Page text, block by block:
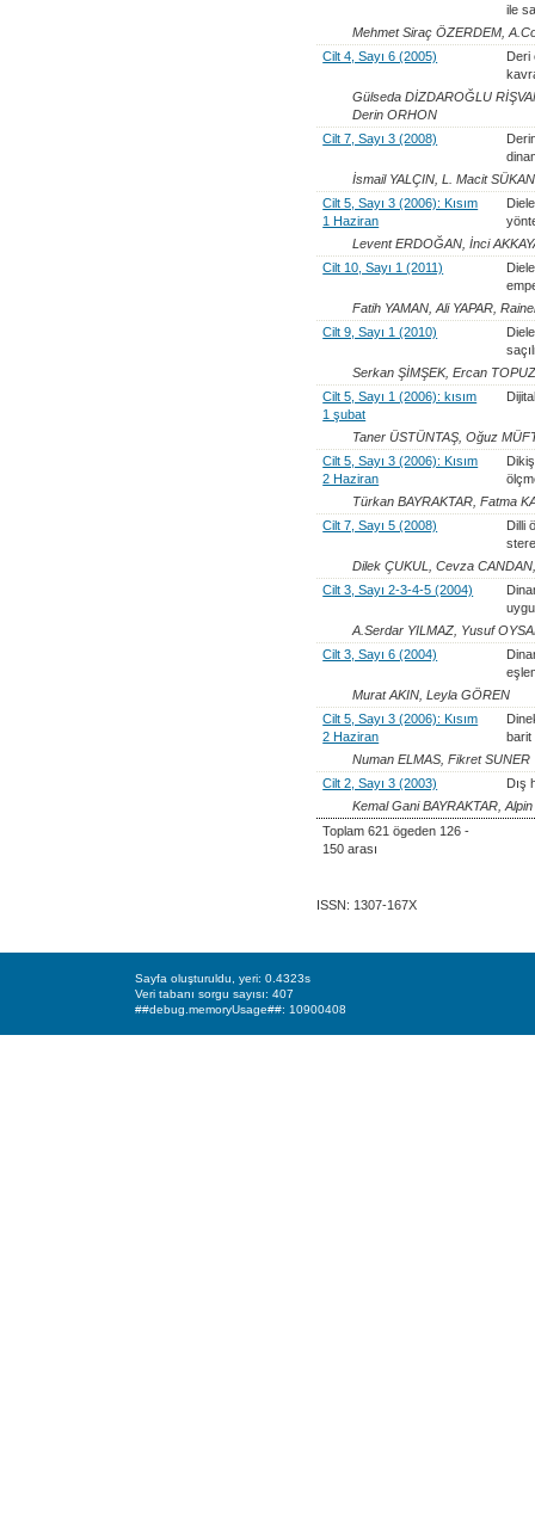
ile
Mehmet Siraç ÖZERDEM,
Cilt 4, Sayı 6 (2005)
Deri
Gülseda DİZDAROĞLU
Derin ORHON
Cilt 7, Sayı 3 (2008)
İsmail YALÇIN, L. Macit SÜKAN
Cilt 5, Sayı 3 (2006): Kısım
1 Haziran
Levent ERDOĞAN, İnci
Cilt 10, Sayı 1 (2011)
Fatih YAMAN, Ali YAPAR,
Cilt 9, Sayı 1 (2010)
Serkan ŞİMŞEK, Ercan TOPUZ
Cilt 5, Sayı 1 (2006): kısım
1 şubat
Taner ÜSTÜNTAŞ, Oğuz
Cilt 5, Sayı 3 (2006): Kısım
2 Haziran
Türkan BAYRAKTAR, Fatma
Cilt 7, Sayı 5 (2008)
Dilli
Dilek ÇUKUL, Cevza
Cilt 3, Sayı 2-3-4-5 (2004)
A.Serdar YILMAZ, Yusuf
Cilt 3, Sayı 6 (2004)
Murat AKIN, Leyla GÖREN
Cilt 5, Sayı 3 (2006): Kısım
2 Haziran
barit
Numan ELMAS, Fikret SUNER
Cilt 2, Sayı 3 (2003)
Dış
Kemal Gani BAYRAKTAR,
Toplam 621 ögeden 126 -
150 arası
ISSN: 1307-167X
Sayfa oluşturuldu, yeri: 0.4323s
Veri tabanı sorgu sayısı: 407
##debug.memoryUsage##: 10900408